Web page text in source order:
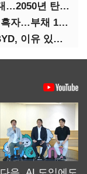
LG화학, 친환경 지속가능 사업 확대…2050년 탄소중립 달성
금호석화, 리조트 사업 2분기 연속 흑자…부채 170%↓
'배터리 기업이 전기차까지' 중국 BYD, 이유 있는 선전